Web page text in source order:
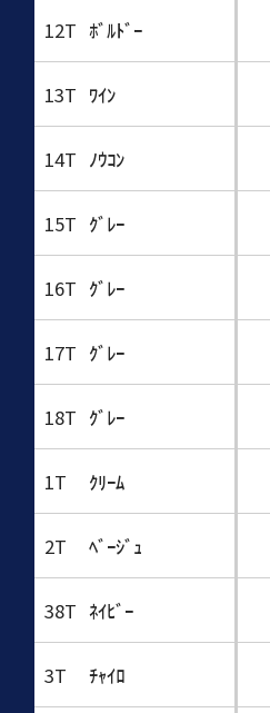
12T ﾎﾞﾙﾄﾞｰ
13T ﾜｲﾝ
14T ﾉｳｺﾝ
15T ｸﾞﾚｰ
16T ｸﾞﾚｰ
17T ｸﾞﾚｰ
18T ｸﾞﾚｰ
1T ｸﾘｰﾑ
2T ﾍﾞｰｼﾞｭ
38T ﾈｲﾋﾞｰ
3T ﾁｬｲﾛ